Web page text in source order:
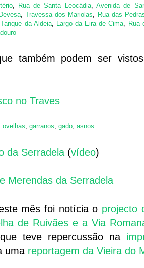
, Rua de Santa Leocádia,Avenida de
, Travessa dos Mariolas
Rua das
,Tanque da Aldeia, Largo da Eira de Cima
Rua
também podem ser
no Traves
ovelhas garranos gado asnos
da Serradela (vídeo)
Merendas da Serradela
mês foi notícia o projecto
de Ruivães e a Via
teve repercussão na
uma reportagem da Vieira do